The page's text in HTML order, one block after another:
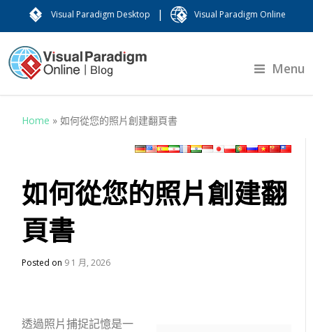
Visual Paradigm Desktop | Visual Paradigm Online
Menu
Home »如何從您的照片創建翻頁書
如何從您的照片創建翻
頁書
Posted on 9 1 月, 2026
透過照片捕捉記憶是一